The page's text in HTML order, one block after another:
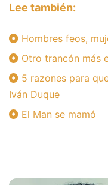
Lee también:
Hombres feos,
Otro trancón más
5 razones para
Iván Duque
El Man se mamó